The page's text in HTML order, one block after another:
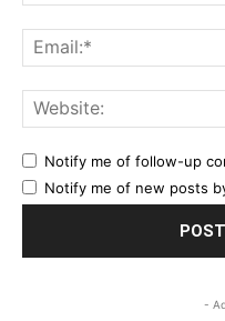
Notify me of follow-up
Notify me of new posts
-